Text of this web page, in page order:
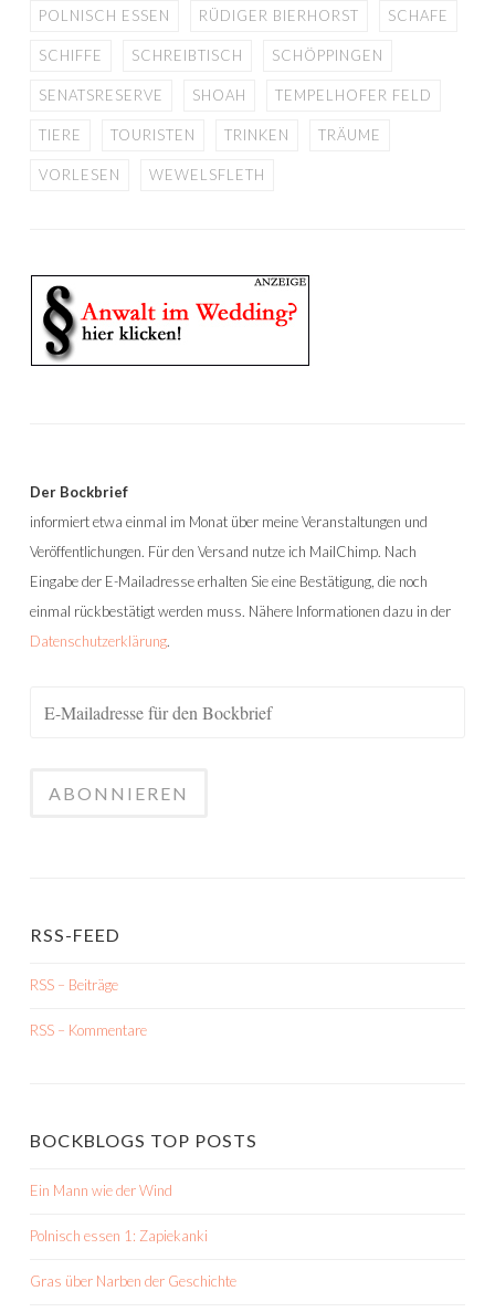
POLNISCH ESSEN RÜDIGER BIERHORST SCHAFE
SCHIFFE SCHREIBTISCH SCHÖPPINGEN
SENATSRESERVE SHOAH TEMPELHOFER FELD
TIERE TOURISTEN TRINKEN TRÄUME
VORLESEN WEWELSFLETH
Der Bockbrief
informiert etwa einmal im Monat über meine Veranstaltungen und
Veröffentlichungen. Für den Versand nutze ich MailChimp. Nach
Eingabe der E-Mailadresse erhalten Sie eine Bestätigung, die noch
einmal rückbestätigt werden muss. Nähere Informationen dazu in der
Datenschutzerklärung.
RSS-FEED
RSS – Beiträge
RSS – Kommentare
BOCKBLOGS TOP POSTS
Ein Mann wie der Wind
Polnisch essen 1: Zapiekanki
Gras über Narben der Geschichte